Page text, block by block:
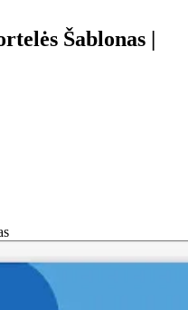
Šablonas |